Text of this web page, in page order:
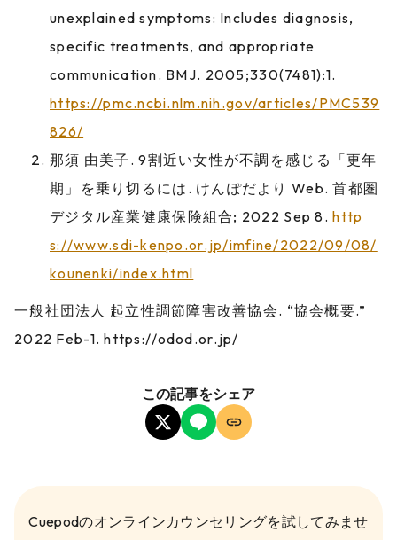
unexplained symptoms: Includes diagnosis,
specific treatments, and appropriate
communication. BMJ. 2005;330(7481):1.
https://pmc.ncbi.nlm.nih.gov/articles/PMC539
826/
那須 由美子. 9割近い女性が不調を感じる「更年
期」を乗り切るには. けんぽだより Web. 首都圏
デジタル産業健康保険組合; 2022 Sep 8.http
s://www.sdi-kenpo.or.jp/imfine/2022/09/08/
kounenki/index.html
一般社団法人 起立性調節障害改善協会. “協会概要.”
2022 Feb-1. https://odod.or.jp/
この記事をシェア
Cuepodのオンラインカウンセリングを試してみませ